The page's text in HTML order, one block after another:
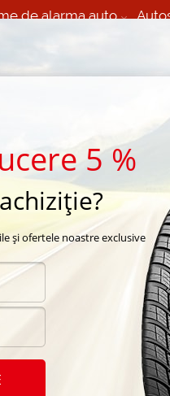
de alarma auto
5 %
și ofertele noastre exclusive